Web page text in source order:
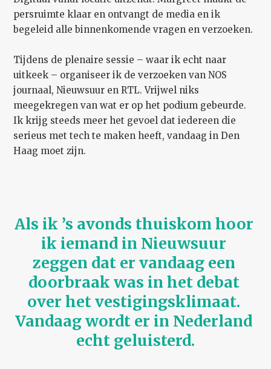
persruimte klaar en ontvangt de media en ik
begeleid alle binnenkomende vragen en verzoeken.
Tijdens de plenaire sessie – waar ik echt naar
uitkeek – organiseer ik de verzoeken van NOS
journaal, Nieuwsuur en RTL. Vrijwel niks
meegekregen van wat er op het podium gebeurde.
Ik krijg steeds meer het gevoel dat iedereen die
serieus met tech te maken heeft, vandaag in Den
Haag moet zijn.
Als ik ’s avonds thuiskom hoor
ik iemand in Nieuwsuur
zeggen dat er vandaag een
doorbraak was in het debat
over het vestigingsklimaat.
Vandaag wordt er in Nederland
echt geluisterd.